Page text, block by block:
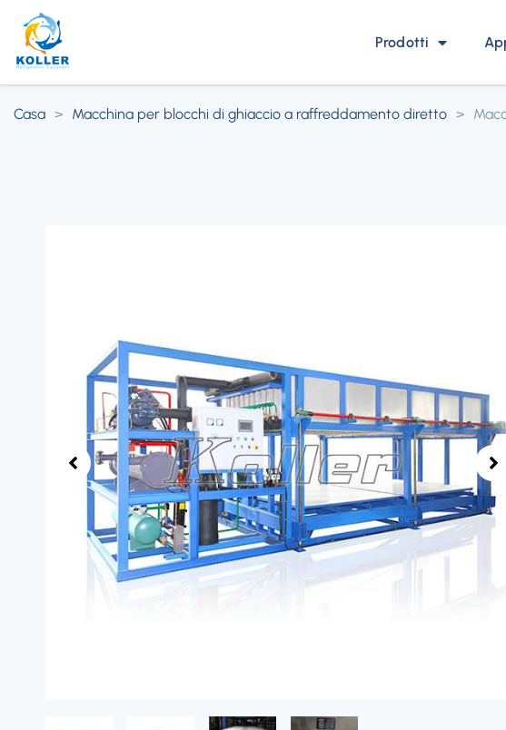
Prodotti
Casa > Macchina per blocchi di ghiaccio a raffreddamento diretto >